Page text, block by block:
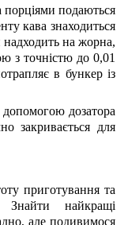
порціями подаються
кава знаходиться
надходить на жорна,
з точністю до 0,01
в бункер із
допомогою дозатора
закривається для
приготування та
Знайти найкращі
але подивимося